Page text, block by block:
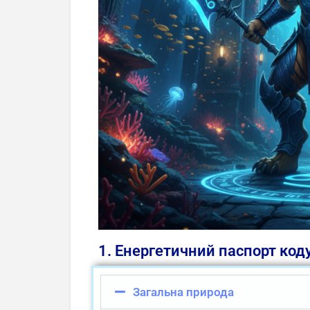
1. Енергетичний паспорт
Загальна природа